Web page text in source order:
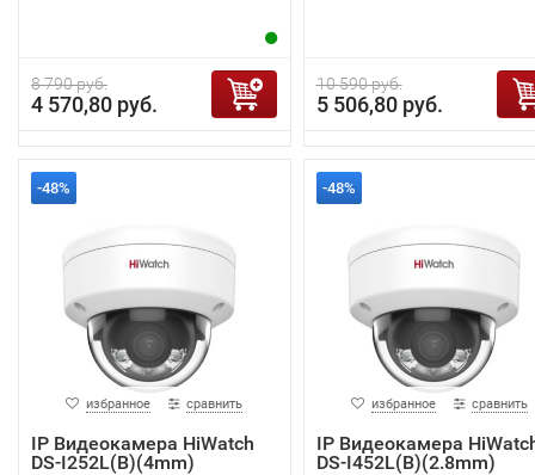
8 790 руб.
4 570,80 руб.
10 590 руб.
5 506,80 руб.
-48%
избранное сравнить
IP Видеокамера HiWatch
DS-I252L(B)(4mm)
-48%
избранное сравнить
IP Видеокамера
DS-I452L(B)(2.8mm)